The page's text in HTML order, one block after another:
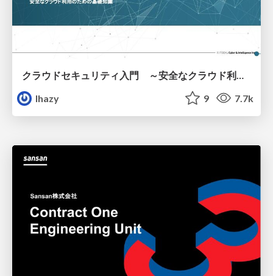
lhazy
9 7.7k